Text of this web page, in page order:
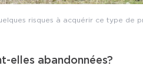
risques à acquérir ce type de
elles abandonnées?